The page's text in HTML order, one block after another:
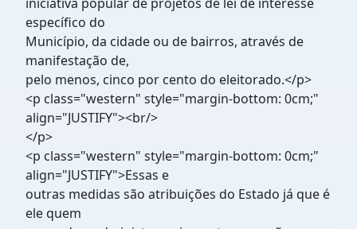
específico do
Município, da cidade ou de bairros, através de
manifestação de,
pelo menos, cinco por cento do eleitorado.</p>
<p class="western" style="margin-bottom: 0cm;"
align="JUSTIFY"><br/>
</p>
<p class="western" style="margin-bottom: 0cm;"
align="JUSTIFY">Essas e
outras medidas são atribuições do Estado já que é
ele quem